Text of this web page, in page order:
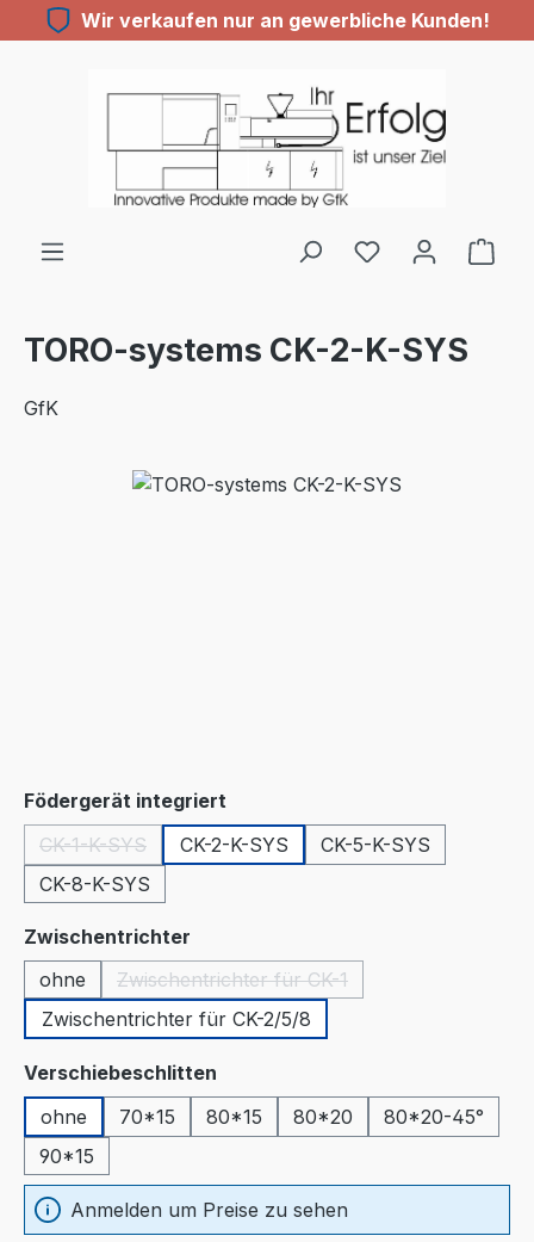
Zum Hauptinhalt springen
Wir verkaufen nur an gewerbliche Kunden!
Du hast 0
TORO-systems CK-2-K-SYS
GfK
Bildergalerie überspringen
Födergerät integriert
CK-1-K-SYS
(Diese Option ist zurzeit nicht verfügbar.)
CK-2-K-SYS
CK-5-K-SYS
CK-8-K-SYS
Zwischentrichter
ohne
Zwischentrichter für CK-1
(Diese Option ist zurzeit nicht
Zwischentrichter für CK-2/5/8
Verschiebeschlitten
ohne
70*15 80*15 80*20
80*20-45°
90*15
Anmelden um Preise zu sehen